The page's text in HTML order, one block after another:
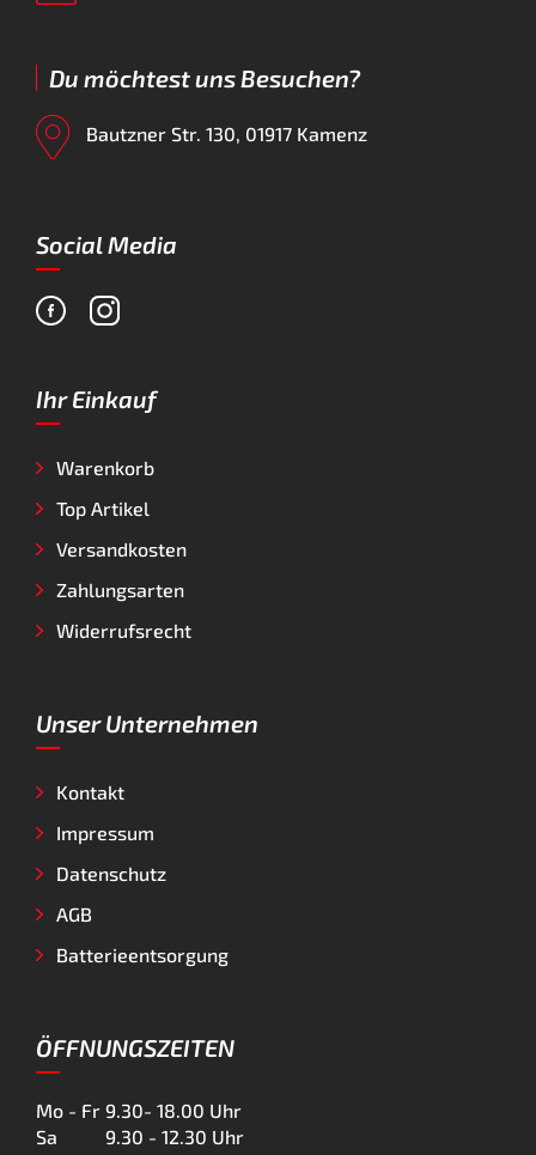
Du möchtest uns Besuchen?
Bautzner Str. 130, 01917 Kamenz
Social Media
Ihr Einkauf
Warenkorb
Top Artikel
Versandkosten
Zahlungsarten
Widerrufsrecht
Unser Unternehmen
Kontakt
Impressum
Datenschutz
AGB
Batterieentsorgung
ÖFFNUNGSZEITEN
Mo - Fr 9.30- 18.00 Uhr
Sa
9.30 - 12.30 Uhr